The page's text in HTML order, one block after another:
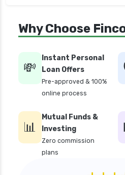
how to apply health
how to cancel health
how to check star health
status
iifl health insurance
individual health
irdai health insurance
is dental treatment
Why Choose
💸
Instant Personal
Loan Offers
Pre-approved & 100%
online process
📊
Mutual Funds &
Investing
Zero commission
plans